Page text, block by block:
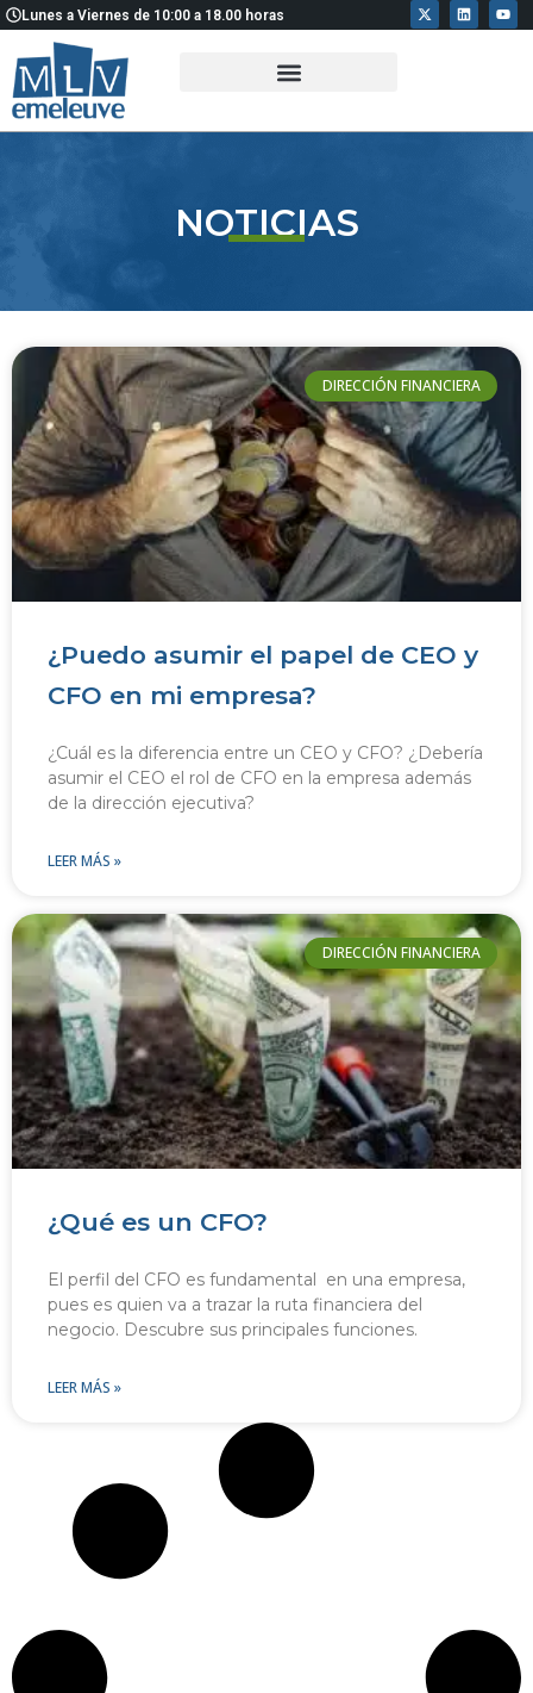
Ir
contenido
Lunes a Viernes de 10:00 a 18.00 horas
X
-
t
L
i
n
Y
o
u
NOTICIAS
DIRECCIÓN FINANCIERA
¿Puedo asumir el papel de CEO y
CFO en mi empresa?
¿Cuál es la diferencia entre un CEO y CFO? ¿Debería
asumir el CEO el rol de CFO en la empresa además
de la dirección ejecutiva?
LEER MÁS »
DIRECCIÓN FINANCIERA
¿Qué es un CFO?
El perfil del CFO es fundamental en una empresa,
pues es quien va a trazar la ruta financiera del
negocio. Descubre sus principales funciones.
LEER MÁS »